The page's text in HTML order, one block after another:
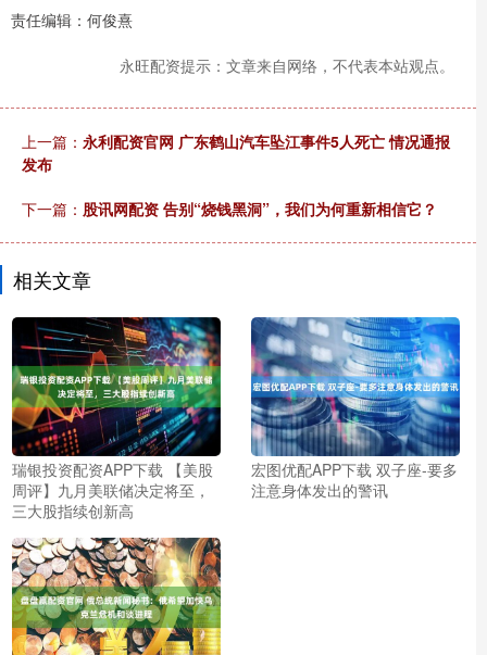
责任编辑：何俊熹
永旺配资提示：文章来自网络，不代表本站观点。
上一篇： 永利配资官网 广东鹤山汽车坠江事件5人死亡 情况通报
发布
下一篇： 股讯网配资 告别“烧钱黑洞”，我们为何重新相信它？
相关文章
瑞银投资配资APP下载 【美股
周评】九月美联储决定将至，
三大股指续创新高
宏图优配APP下载 双子座-要多
注意身体发出的警讯